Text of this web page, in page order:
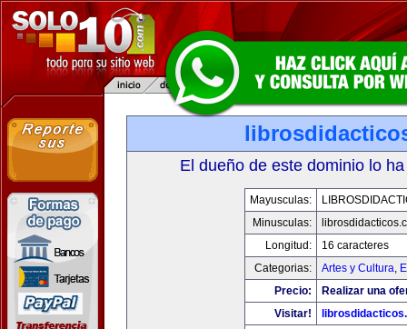
El dueño de este dominio lo
Mayusculas:
Minusculas:
Longitud:
16 caracteres
Categorias:
Artes y Cultura,
Precio:
Realizar una
Visitar!